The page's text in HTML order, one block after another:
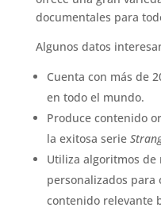
documentales para
Algunos datos
Cuenta con más de
en todo el mundo.
Produce contenido
la exitosa serie
Utiliza algoritmos de
personalizados para
contenido relevante